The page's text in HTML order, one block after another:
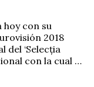
hoy con su
2018
del ‘Selecția
con la cual …